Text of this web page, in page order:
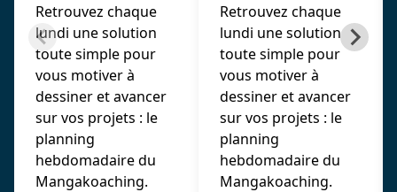
Retrouvez chaque
lundi une solution
toute simple pour
vous motiver à
dessiner et avancer
sur vos projets : le
planning
hebdomadaire du
Mangakoaching.
Retrouvez chaque
lundi une solution
toute simple pour
vous motiver à
dessiner et avancer
sur vos projets : le
planning
hebdomadaire du
Mangakoaching.